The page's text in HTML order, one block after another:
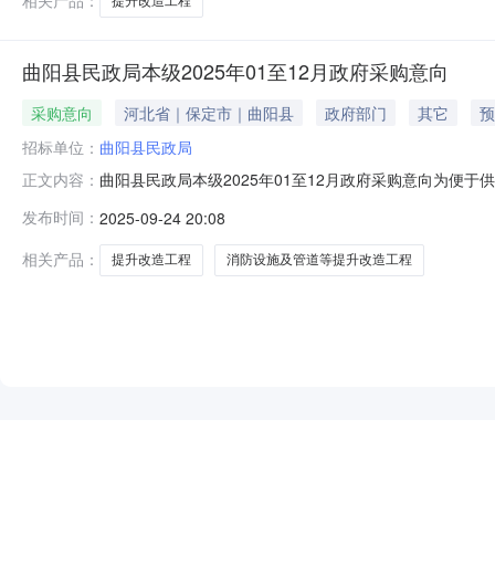
曲阳县民政局本级2025年01至12月政府采购意向
采购意向 河北省｜保定市｜曲阳县 政府部门 其它
招标单位： 曲阳县民政局
正文内容： 曲阳县民政局本级2025年01至12月政府采购意向为便于
容：外立面、室内地面及门窗等提升改造，具体以图纸
发布时间： 2025-09-24 20:08
相关产品：
提升改造工程 消防设施及管道等提升改造工程